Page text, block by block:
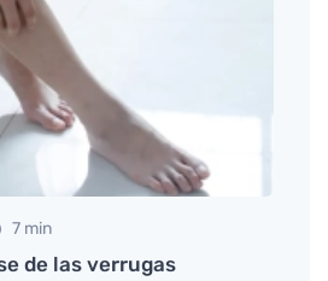
7 min
de las verrugas